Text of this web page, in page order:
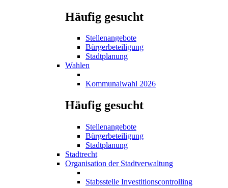
Häufig gesucht
Stellenangebote
Bürgerbeteiligung
Stadtplanung
Wahlen
Kommunalwahl 2026
Häufig gesucht
Stellenangebote
Bürgerbeteiligung
Stadtplanung
Stadtrecht
Organisation der Stadtverwaltung
Stabsstelle Investitionscontrolling